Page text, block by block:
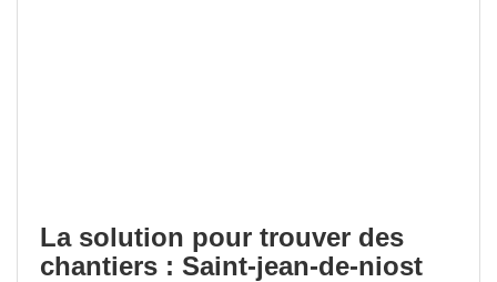
La solution pour trouver des
chantiers : Saint-jean-de-niost